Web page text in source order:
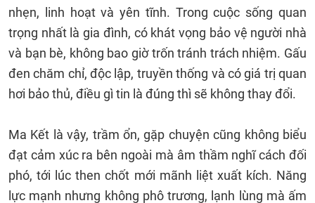
nhẹn, linh hoạt và yên tĩnh. Trong cuộc sống quan
trọng nhất là gia đình, có khát vọng bảo vệ người nhà
và bạn bè, không bao giờ trốn tránh trách nhiệm. Gấu
đen chăm chỉ, độc lập, truyền thống và có giá trị quan
hơi bảo thủ, điều gì tin là đúng thì sẽ không thay đổi.
Ma Kết là vậy, trầm ổn, gặp chuyện cũng không biểu
đạt cảm xúc ra bên ngoài mà âm thầm nghĩ cách đối
phó, tới lúc then chốt mới mãnh liệt xuất kích. Năng
lực mạnh nhưng không phô trương, lạnh lùng mà ấm